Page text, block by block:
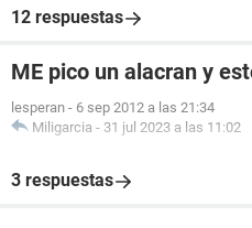
12 respuestas
ME pico un alacran y
lesperan - 6 sep 2012 a las 21:34
Miligarcia - 31 jul 2023 a las 11:02
3 respuestas